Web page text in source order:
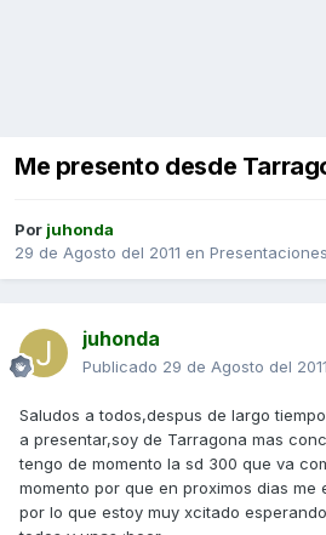
Me presento desde
Por juhonda
29 de Agosto del 2011 en
juhonda
Publicado 29 de Agosto del 2011
Saludos a todos,despus de largo
a presentar,soy de Tarragona mas
tengo de momento la sd 300 que va
momento por que en proximos dias me
por lo que estoy muy xcitado